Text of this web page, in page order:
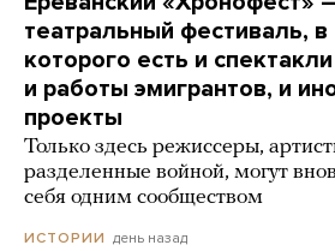
театральный фестиваль,
которого есть и
и работы эмигрантов, и
проекты
Только здесь режиссеры,
разделенные войной, могут
себя одним сообществом
ИСТОРИИ день назад